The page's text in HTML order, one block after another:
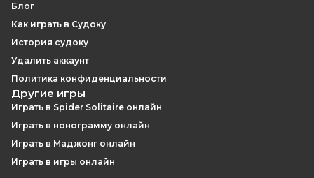
Блог
Как играть в Судоку
История судоку
Удалить аккаунт
Политика конфиденциальности
Другие игры
Играть в Spider Solitaire онлайн
Играть в нонограмму онлайн
Играть в Маджонг онлайн
Играть в игры онлайн